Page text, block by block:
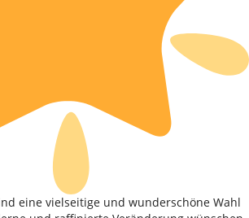
eine vielseitige und wunderschöne Wahl